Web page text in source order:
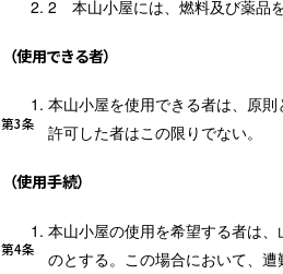
本山小屋には、燃料及び薬品
（使用できる者）
第3条
本山小屋を使用できる者は、原
許可した者はこの限りでない。
（使用手続）
第4条
本山小屋の使用を希望する者は
のとする。この場合において、遭